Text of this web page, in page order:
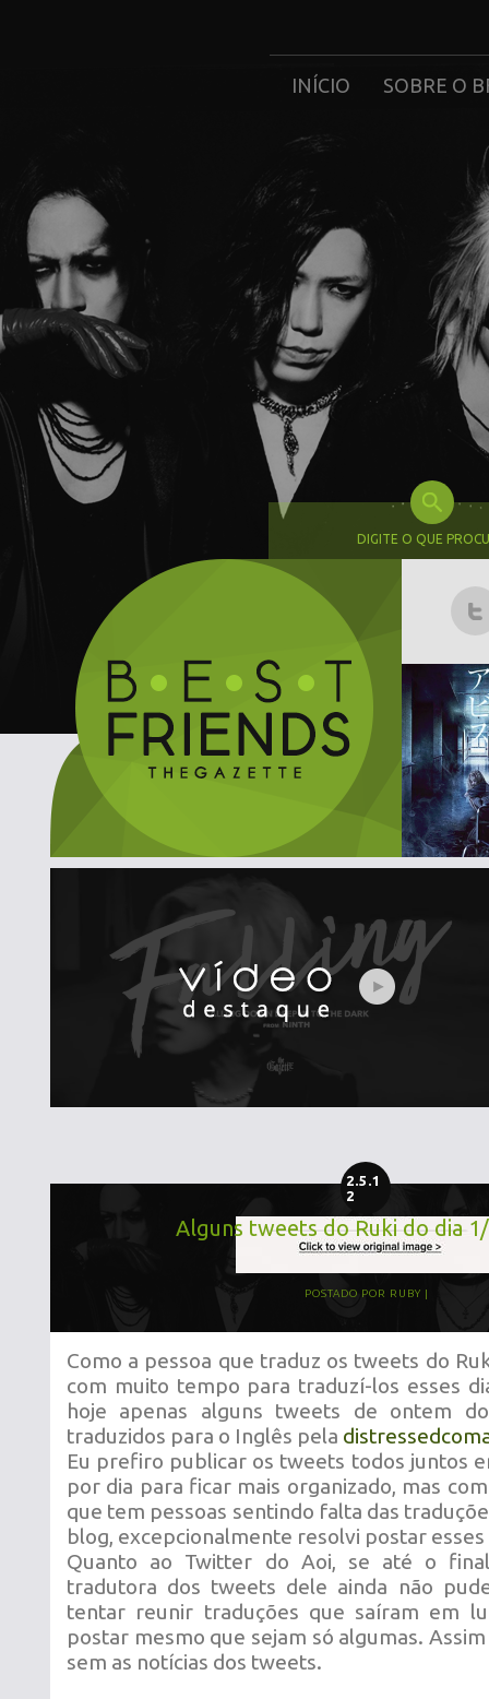
INÍCIO SOBRE O
DIGITE O QUE
2.5.1
2
Alguns tweets do Ruki do dia
POSTADO POR RUBY
Como a pessoa que traduz os tweets do
com muito tempo para traduzí-los esses
hoje apenas alguns tweets de ontem
traduzidos para o Inglês pela
Eu prefiro publicar os tweets todos juntos
por dia para ficar mais organizado, mas
que tem pessoas sentindo falta das
blog, excepcionalmente resolvi postar
Quanto ao Twitter do Aoi, se até o
tradutora dos tweets dele ainda não
tentar reunir traduções que saíram em
postar mesmo que sejam só algumas.
sem as notícias dos tweets.